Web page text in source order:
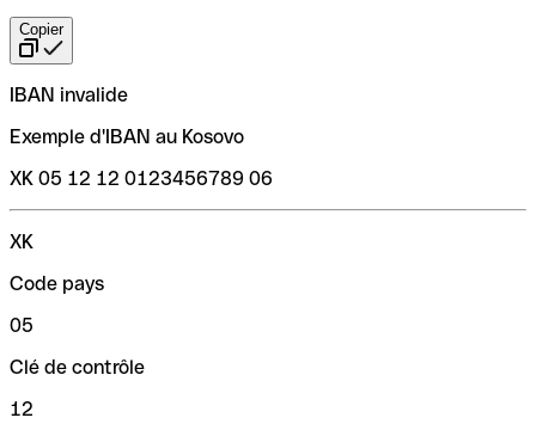
Copier
IBAN invalide
Exemple d'IBAN au Kosovo
XK 05 12 12 0123456789 06
XK
Code pays
05
Clé de contrôle
12